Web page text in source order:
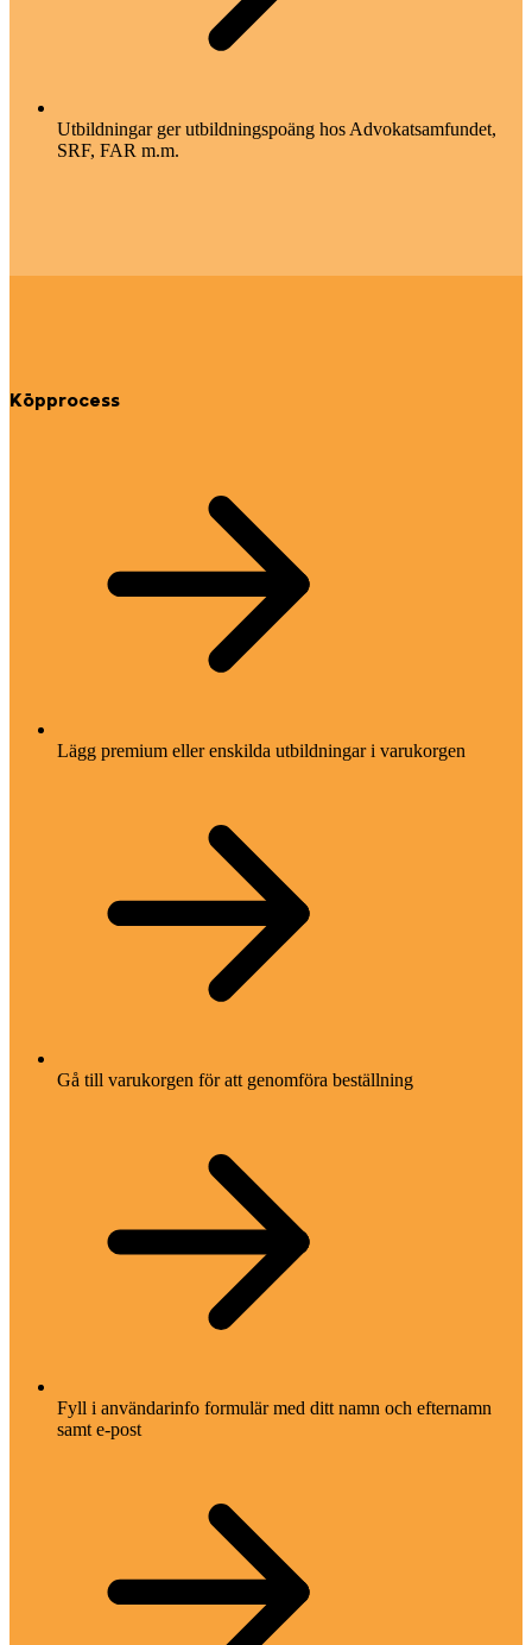
Utbildningar ger utbildningspoäng hos Advokatsamfundet,
SRF, FAR m.m.
Köpprocess
Lägg premium eller enskilda utbildningar i varukorgen
Gå till varukorgen för att genomföra beställning
Fyll i användarinfo formulär med ditt namn och efternamn
samt e-post